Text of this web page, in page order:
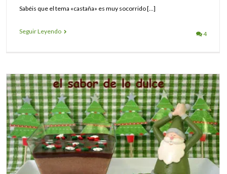
Sabéis que el tema «castaña» es muy socorrido […]
Seguir Leyendo 4